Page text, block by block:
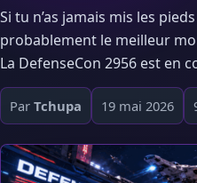
Si tu n’as jamais mis les
probablement le meilleur
La DefenseCon 2956 est en
Par Tchupa 19 mai 2026